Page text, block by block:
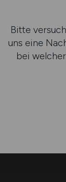
Bitte
uns eine
bei